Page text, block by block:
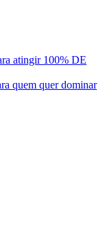
atingir 100% DE
quem quer dominar